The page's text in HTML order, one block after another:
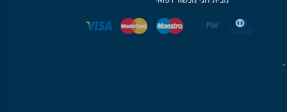
שעות פעילות: ראשון עד חמישי 08:00 -